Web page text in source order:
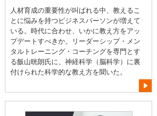
人材育成の重要性が叫ばれる中、教えるこ
とに悩みを持つビジネスパーソンが増えて
いる。時代に合わせ、いかに教え方をアッ
プデートすべきか。リーダーシップ・メン
タルトレーニング・コーチングを専門とす
る飯山晄朗氏に、神経科学（脳科学）に裏
付けられた科学的な教え方を聞いた。